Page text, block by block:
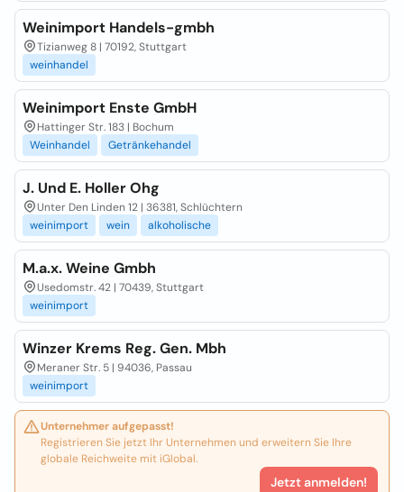
Weinimport Handels-gmbh
Tizianweg 8 | 70192, Stuttgart
weinhandel
Weinimport Enste GmbH
Hattinger Str. 183 | Bochum
Weinhandel
Getränkehandel
J. Und E. Holler Ohg
Unter Den Linden 12 | 36381, Schlüchtern
weinimport
wein alkoholische
M.a.x. Weine Gmbh
Usedomstr. 42 | 70439, Stuttgart
weinimport
Winzer Krems Reg. Gen. Mbh
Meraner Str. 5 | 94036, Passau
weinimport
Unternehmer aufgepasst!
Registrieren Sie jetzt Ihr Unternehmen und erweitern Sie Ihre
globale Reichweite mit iGlobal.
Jetzt anmelden!